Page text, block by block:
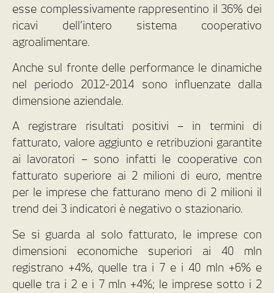
esse complessivamente rappresentino il 36% dei
ricavi dell’intero sistema cooperativo
agroalimentare.
Anche sul fronte delle performance le dinamiche
nel periodo 2012-2014 sono influenzate dalla
dimensione aziendale.
A registrare risultati positivi – in termini di
fatturato, valore aggiunto e retribuzioni garantite
ai lavoratori – sono infatti le cooperative con
fatturato superiore ai 2 milioni di euro, mentre
per le imprese che fatturano meno di 2 milioni il
trend dei 3 indicatori è negativo o stazionario.
Se si guarda al solo fatturato, le imprese con
dimensioni economiche superiori ai 40 mln
registrano +4%, quelle tra i 7 e i 40 mln +6% e
quelle tra i 2 e i 7 mln +4%; le imprese sotto i 2